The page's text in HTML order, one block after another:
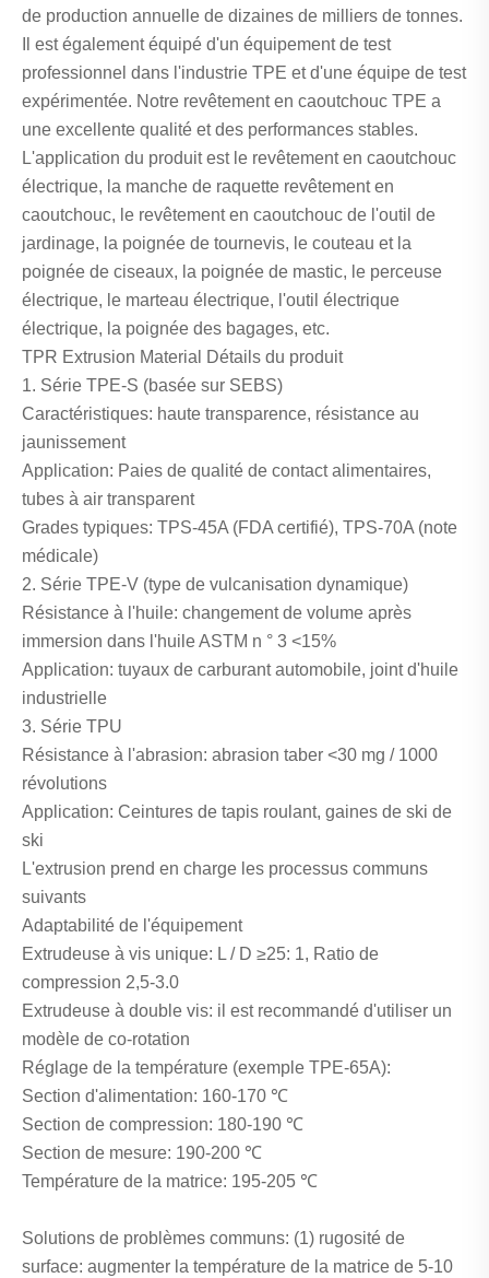
de production annuelle de dizaines de milliers de tonnes.
Il est également équipé d'un équipement de test
professionnel dans l'industrie TPE et d'une équipe de test
expérimentée. Notre revêtement en caoutchouc TPE a
une excellente qualité et des performances stables.
L'application du produit est le revêtement en caoutchouc
électrique, la manche de raquette revêtement en
caoutchouc, le revêtement en caoutchouc de l'outil de
jardinage, la poignée de tournevis, le couteau et la
poignée de ciseaux, la poignée de mastic, le perceuse
électrique, le marteau électrique, l'outil électrique
électrique, la poignée des bagages, etc.
TPR Extrusion Material Détails du produit
1. Série TPE-S (basée sur SEBS)
Caractéristiques: haute transparence, résistance au
jaunissement
Application: Paies de qualité de contact alimentaires,
tubes à air transparent
Grades typiques: TPS-45A (FDA certifié), TPS-70A (note
médicale)
2. Série TPE-V (type de vulcanisation dynamique)
Résistance à l'huile: changement de volume après
immersion dans l'huile ASTM n ° 3 <15%
Application: tuyaux de carburant automobile, joint d'huile
industrielle
3. Série TPU
Résistance à l'abrasion: abrasion taber <30 mg / 1000
révolutions
Application: Ceintures de tapis roulant, gaines de ski de
ski
L'extrusion prend en charge les processus communs
suivants
Adaptabilité de l'équipement
Extrudeuse à vis unique: L / D ≥25: 1, Ratio de
compression 2,5-3.0
Extrudeuse à double vis: il est recommandé d'utiliser un
modèle de co-rotation
Réglage de la température (exemple TPE-65A):
Section d'alimentation: 160-170 ℃
Section de compression: 180-190 ℃
Section de mesure: 190-200 ℃
Température de la matrice: 195-205 ℃
Solutions de problèmes communs: (1) rugosité de
surface: augmenter la température de la matrice de 5-10